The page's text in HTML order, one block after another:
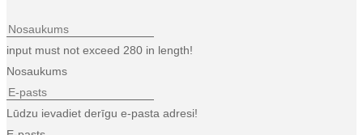
input must not exceed 280 in length!
Nosaukums
Lūdzu ievadiet derīgu e-pasta adresi!